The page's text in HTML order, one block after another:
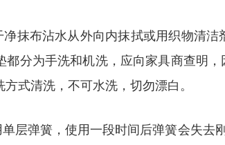
抹布沾水从外向内抹拭或用织物清
都分为手洗和机洗，应向家具商查明
式清洗，不可水洗，切勿漂白。
层弹簧，使用一段时间后弹簧会失